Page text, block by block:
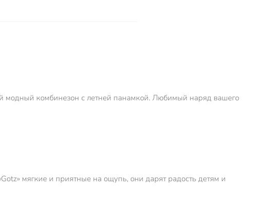
модный комбинезон с летней панамкой. Любимый наряд вашего
мягкие и приятные на ощупь, они дарят радость детям и